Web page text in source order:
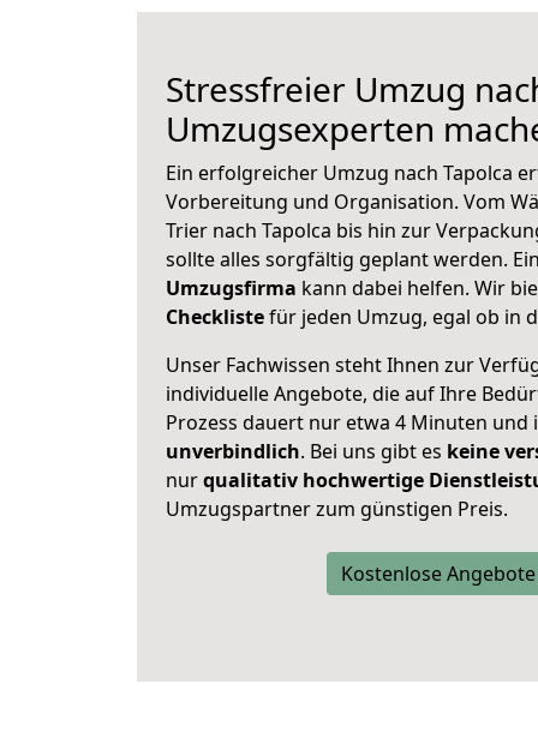
Stressfreier Umzug
Umzugsexperten
Ein erfolgreicher Umzug nach Tapolca
Vorbereitung und Organisation. Vom
Trier nach Tapolca bis hin zur
sollte alles sorgfältig geplant werden.
Umzugsfirma kann dabei helfen. Wir
Checklistefür jeden Umzug, egal ob in
Unser Fachwissen steht Ihnen zur
individuelle Angebote, die auf Ihre
Prozess dauert nur etwa 4 Minuten und
unverbindlich. Bei uns gibt es keine
nurqualitativ hochwertige
Umzugspartner zum günstigen Preis.
Kostenlose